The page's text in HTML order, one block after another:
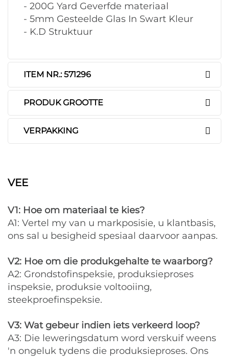
- 200G Yard Geverfde materiaal
- 5mm Gesteelde Glas In Swart Kleur
- K.D Struktuur
ITEM NR.: 571296
PRODUK GROOTTE
VERPAKKING
VEE
V1: Hoe om materiaal te kies?
A1: Vertel my van u markposisie, u klantbasis,
ons sal u besigheid spesiaal daarvoor aanpas.
V2: Hoe om die produkgehalte te waarborg?
A2: Grondstofinspeksie, produksieproses
inspeksie, produksie voltooiing,
steekproefinspeksie.
V3: Wat gebeur indien iets verkeerd loop?
A3: Die leweringsdatum word verskuif weens
'n ongeluk tydens die produksieproses. Ons